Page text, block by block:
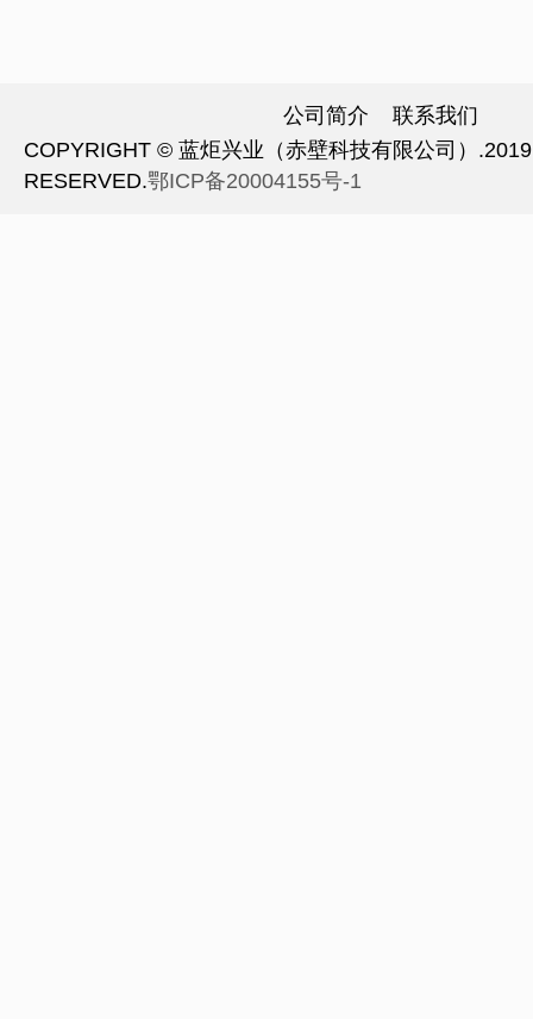
公司简介
联系我们
COPYRIGHT © 蓝炬兴业（赤壁科技有限公司）
RESERVED.鄂ICP备20004155号-1